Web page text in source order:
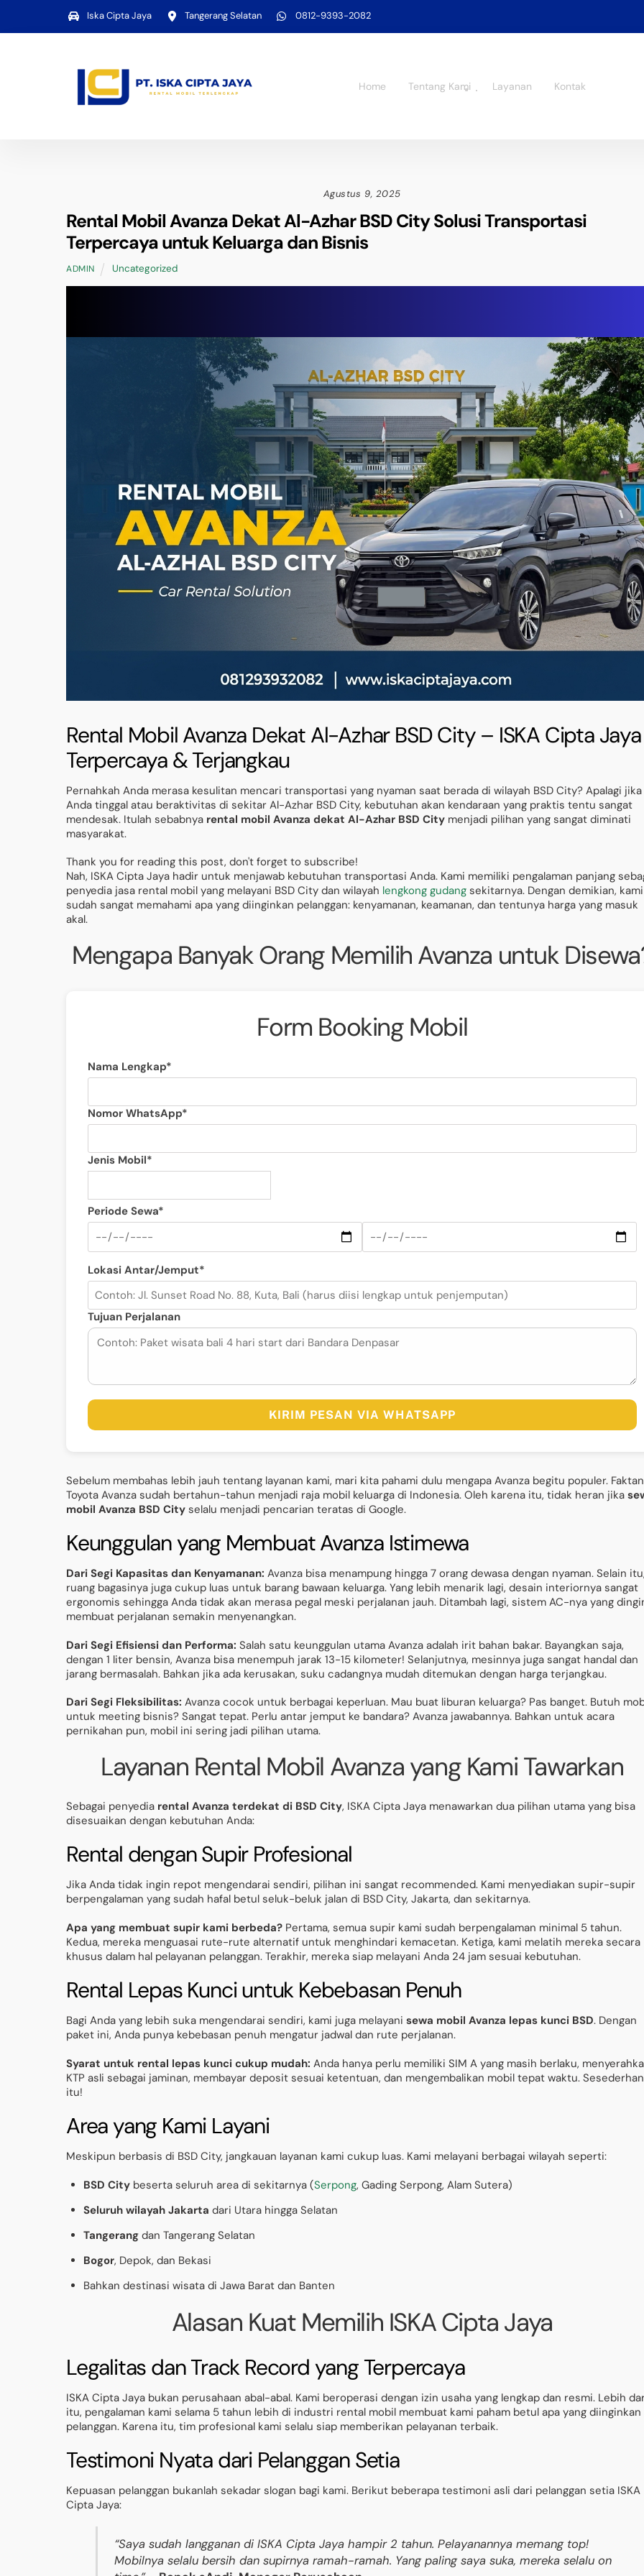
content
Iska Cipta Jaya Tangerang Selatan 0812-9393-2082
Home Tentang Kami Layanan Kontak
Agustus 9, 2025
Rental Mobil Avanza Dekat Al-Azhar BSD City Solusi Transportasi
Terpercaya untuk Keluarga dan Bisnis
ADMIN Uncategorized
Rental Mobil Avanza Dekat Al-Azhar BSD City – ISKA Cipta
Terpercaya & Terjangkau
Pernahkah Anda merasa kesulitan mencari transportasi yang nyaman saat berada di wilayah BSD City? Apalagi jika
Anda tinggal atau beraktivitas di sekitar Al-Azhar BSD City, kebutuhan akan kendaraan yang praktis tentu sangat
mendesak. Itulah sebabnya rental mobil Avanza dekat Al-Azhar BSD City menjadi pilihan yang sangat diminati
masyarakat.
Thank you for reading this post, don't forget to subscribe!
Nah, ISKA Cipta Jaya hadir untuk menjawab kebutuhan transportasi Anda. Kami memiliki pengalaman panjang
penyedia jasa rental mobil yang melayani BSD City dan wilayah lengkong gudang sekitarnya. Dengan demikian, kami
sudah sangat memahami apa yang diinginkan pelanggan: kenyamanan, keamanan, dan tentunya harga yang masuk
akal.
Mengapa Banyak Orang Memilih Avanza untuk
Form Booking Mobil
Nama Lengkap*
Nomor WhatsApp*
Jenis Mobil*
Periode Sewa*
Lokasi Antar/Jemput*
Tujuan Perjalanan
KIRIM PESAN VIA WHATSAPP
Sebelum membahas lebih jauh tentang layanan kami, mari kita pahami dulu mengapa Avanza begitu populer.
Toyota Avanza sudah bertahun-tahun menjadi raja mobil keluarga di Indonesia. Oleh karena itu, tidak heran jika
mobil Avanza BSD City selalu menjadi pencarian teratas di Google.
Keunggulan yang Membuat Avanza Istimewa
Dari Segi Kapasitas dan Kenyamanan: Avanza bisa menampung hingga 7 orang dewasa dengan nyaman. Selain
ruang bagasinya juga cukup luas untuk barang bawaan keluarga. Yang lebih menarik lagi, desain interiornya sangat
ergonomis sehingga Anda tidak akan merasa pegal meski perjalanan jauh. Ditambah lagi, sistem AC-nya yang
membuat perjalanan semakin menyenangkan.
Dari Segi Efisiensi dan Performa: Salah satu keunggulan utama Avanza adalah irit bahan bakar. Bayangkan saja,
dengan 1 liter bensin, Avanza bisa menempuh jarak 13-15 kilometer! Selanjutnya, mesinnya juga sangat handal dan
jarang bermasalah. Bahkan jika ada kerusakan, suku cadangnya mudah ditemukan dengan harga terjangkau.
Dari Segi Fleksibilitas: Avanza cocok untuk berbagai keperluan. Mau buat liburan keluarga? Pas banget. Butuh
untuk meeting bisnis? Sangat tepat. Perlu antar jemput ke bandara? Avanza jawabannya. Bahkan untuk acara
pernikahan pun, mobil ini sering jadi pilihan utama.
Layanan Rental Mobil Avanza yang Kami Tawarkan
Sebagai penyedia rental Avanza terdekat di BSD City, ISKA Cipta Jaya menawarkan dua pilihan utama yang bisa
disesuaikan dengan kebutuhan Anda:
Rental dengan Supir Profesional
Jika Anda tidak ingin repot mengendarai sendiri, pilihan ini sangat recommended. Kami menyediakan supir-supir
berpengalaman yang sudah hafal betul seluk-beluk jalan di BSD City, Jakarta, dan sekitarnya.
Apa yang membuat supir kami berbeda? Pertama, semua supir kami sudah berpengalaman minimal 5 tahun.
Kedua, mereka menguasai rute-rute alternatif untuk menghindari kemacetan. Ketiga, kami melatih mereka secara
khusus dalam hal pelayanan pelanggan. Terakhir, mereka siap melayani Anda 24 jam sesuai kebutuhan.
Rental Lepas Kunci untuk Kebebasan Penuh
Bagi Anda yang lebih suka mengendarai sendiri, kami juga melayani sewa mobil Avanza lepas kunci BSD. Dengan
paket ini, Anda punya kebebasan penuh mengatur jadwal dan rute perjalanan.
Syarat untuk rental lepas kunci cukup mudah: Anda hanya perlu memiliki SIM A yang masih berlaku,
KTP asli sebagai jaminan, membayar deposit sesuai ketentuan, dan mengembalikan mobil tepat waktu.
itu!
Area yang Kami Layani
Meskipun berbasis di BSD City, jangkauan layanan kami cukup luas. Kami melayani berbagai wilayah seperti:
BSD City beserta seluruh area di sekitarnya (Serpong, Gading Serpong, Alam Sutera)
Seluruh wilayah Jakarta dari Utara hingga Selatan
Tangerang dan Tangerang Selatan
Bogor, Depok, dan Bekasi
Bahkan destinasi wisata di Jawa Barat dan Banten
Alasan Kuat Memilih ISKA Cipta Jaya
Legalitas dan Track Record yang Terpercaya
ISKA Cipta Jaya bukan perusahaan abal-abal. Kami beroperasi dengan izin usaha yang lengkap dan resmi. Lebih
itu, pengalaman kami selama 5 tahun lebih di industri rental mobil membuat kami paham betul apa yang diinginkan
pelanggan. Karena itu, tim profesional kami selalu siap memberikan pelayanan terbaik.
Testimoni Nyata dari Pelanggan Setia
Kepuasan pelanggan bukanlah sekadar slogan bagi kami. Berikut beberapa testimoni asli dari pelanggan setia ISKA
Cipta Jaya:
“Saya sudah langganan di ISKA Cipta Jaya hampir 2 tahun. Pelayanannya memang top!
Mobilnya selalu bersih dan supirnya ramah-ramah. Yang paling saya suka, mereka selalu on